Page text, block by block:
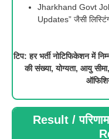
Jharkhand Govt
Updates” जैसी
टिप: हर भर्ती नोटिफिकेशन में
की संख्या, योग्यता, आयु
Result /